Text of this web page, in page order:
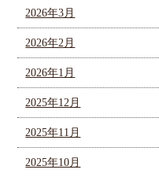
2026年3月
2026年2月
2026年1月
2025年12月
2025年11月
2025年10月